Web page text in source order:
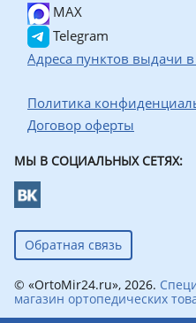
MAX
Telegram
Адреса пунктов выдачи
Политика
Договор оферты
МЫ В СОЦИАЛЬНЫХ СЕТЯХ:
Обратная связь
© «OrtoMir24.ru», 2026.
магазин ортопедических